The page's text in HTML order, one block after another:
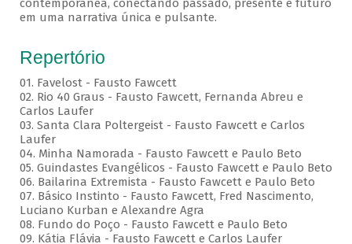
contemporânea, conectando passado, presente e futuro
em uma narrativa única e pulsante.
Repertório
01. Favelost - Fausto Fawcett
02. Rio 40 Graus - Fausto Fawcett, Fernanda Abreu e
Carlos Laufer
03. Santa Clara Poltergeist - Fausto Fawcett e Carlos
Laufer
04. Minha Namorada - Fausto Fawcett e Paulo Beto
05. Guindastes Evangélicos - Fausto Fawcett e Paulo Beto
06. Bailarina Extremista - Fausto Fawcett e Paulo Beto
07. Básico Instinto - Fausto Fawcett, Fred Nascimento,
Luciano Kurban e Alexandre Agra
08. Fundo do Poço - Fausto Fawcett e Paulo Beto
09. Kátia Flávia - Fausto Fawcett e Carlos Laufer